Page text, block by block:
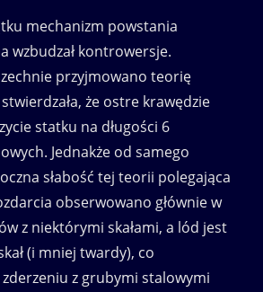
mechanizm powstania
wzbudzał kontrowersje.
przyjmowano teorię
że ostre krawędzie
statku na długości 6
Jednakże od samego
słabość tej teorii polegająca
obserwowano głównie w
z niektórymi skałami, a lód jest
(i mniej twardy), co
zderzeniu z grubymi stalowymi